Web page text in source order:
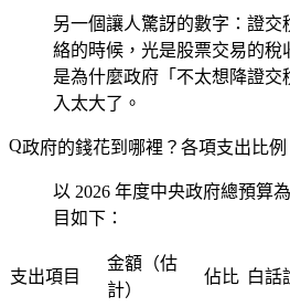
另一個讓人驚訝的數字：證交
絡的時候，光是股票交易的稅
是為什麼政府「不太想降證交
入太大了。
政府的錢花到哪裡？各項支出比例
以 2026 年度中央政府總預算
目如下：
支出項目
金額（估
計）
佔比 白話